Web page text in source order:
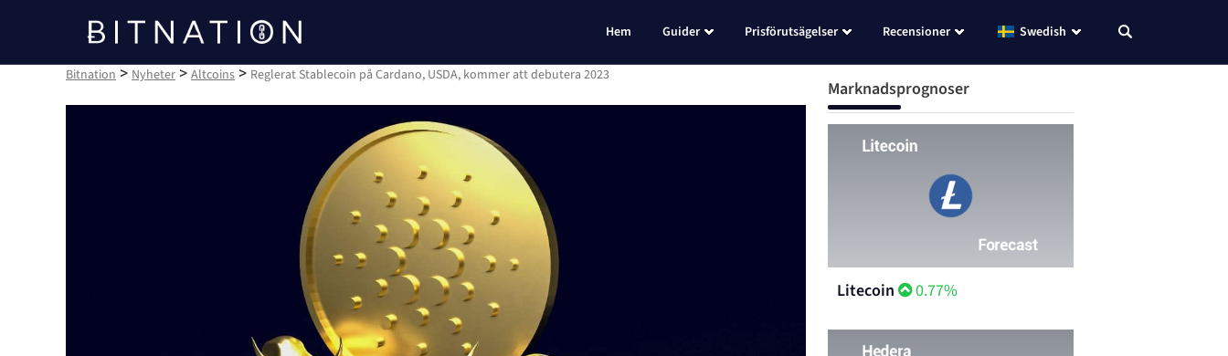
Bitnation
Hem Guider Prisförutsägelser Recensioner Swedish
Bitnation > Nyheter > Altcoins > Reglerat Stablecoin på Cardano, USDA, kommer att debutera 2023
Marknadsprognoser
Litecoin 0.77%